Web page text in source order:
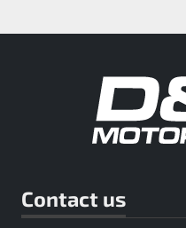
Contact us